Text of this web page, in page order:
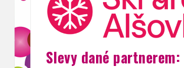
Slevy dané partnerem: